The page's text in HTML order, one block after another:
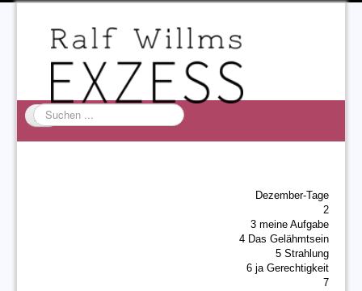
Suchen
...
Dezember-Tage
2
3 meine Aufgabe
4 Das Gelähmtsein
5 Strahlung
6 ja Gerechtigkeit
7